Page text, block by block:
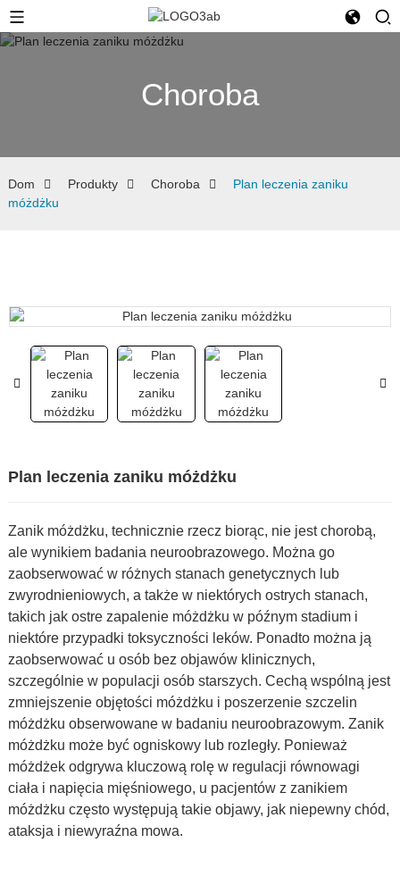
Choroba
Dom Produkty Choroba
Plan leczenia zaniku
móżdżku
Plan leczenia zaniku móżdżku
Zanik móżdżku, technicznie rzecz biorąc, nie jest chorobą,
ale wynikiem badania neuroobrazowego. Można go
zaobserwować w różnych stanach genetycznych lub
zwyrodnieniowych, a także w niektórych ostrych stanach,
takich jak ostre zapalenie móżdżku w późnym stadium i
niektóre przypadki toksyczności leków. Ponadto można ją
zaobserwować u osób bez objawów klinicznych,
szczególnie w populacji osób starszych. Cechą wspólną jest
zmniejszenie objętości móżdżku i poszerzenie szczelin
móżdżku obserwowane w badaniu neuroobrazowym. Zanik
móżdżku może być ogniskowy lub rozległy. Ponieważ
móżdżek odgrywa kluczową rolę w regulacji równowagi
ciała i napięcia mięśniowego, u pacjentów z zanikiem
móżdżku często występują takie objawy, jak niepewny chód,
ataksja i niewyraźna mowa.